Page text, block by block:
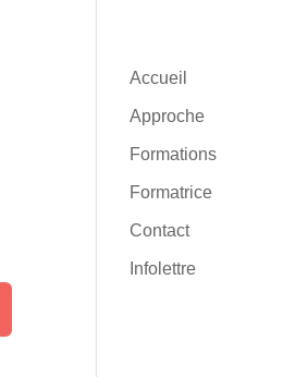
Accueil
Approche
Formations
Formatrice
Contact
Infolettre